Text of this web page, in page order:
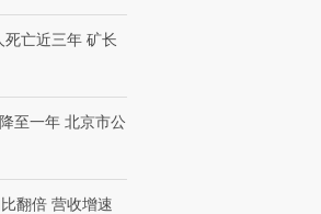
亡近三年 矿长
至一年 北京市公
翻倍 营收增速